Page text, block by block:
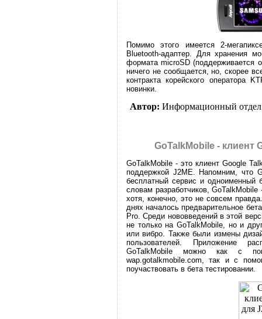
Помимо этого имеется 2-
Bluetooth-адаптер. Для хранения
формата microSD (поддерживается
ничего не сообщается, но, скорее
контракта корейского оператора
новинки.
Автор: Информационный отдел
GoTalkMobile - клиент
GoTalkMobile - это клиент Google
поддержкой J2ME. Напомним, что
бесплатный сервис и одноименный
словам разработчиков,
хотя, конечно, это не совсем
днях началось предварительное
Pro. Среди нововведений в этой
не только на GoTalkMobile, но и
или вибро. Также были измены
пользователей. Приложение
GoTalkMobile можно как с
wap.gotalkmobile.com, так и с
поучаствовать в бета тестировании.